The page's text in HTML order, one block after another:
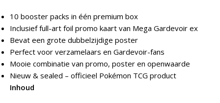
10 booster packs in één premium box
Inclusief full-art foil promo kaart van Mega Gardevoir ex
Bevat een grote dubbelzijdige poster
Perfect voor verzamelaars en Gardevoir-fans
Mooie combinatie van promo, poster en openwaarde
Nieuw & sealed – officieel Pokémon TCG product
Inhoud